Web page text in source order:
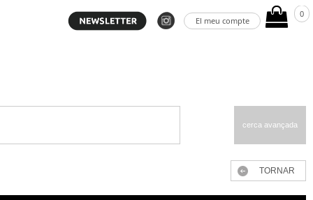
El meu compte
0
cerca avançada
TORNAR